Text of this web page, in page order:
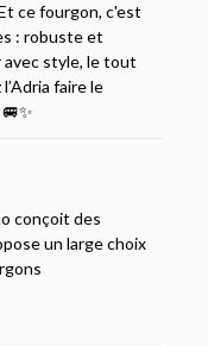
ce fourgon, c'est
: robuste et
avec style, le tout
faire le
conçoit des
un large choix